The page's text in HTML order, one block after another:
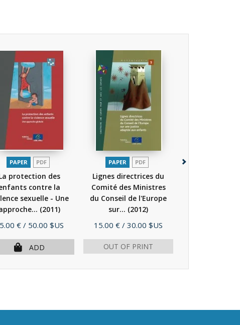
PAPER PDF
protection des
contre la
sexuelle - Une
(2011)
€ / 50.00 $US
ADD
PAPER PDF
Lignes directrices du
Comité des Ministres
du Conseil de l'Europe
sur... (2012)
Price
15.00 € / 30.00 $US
OUT OF PRINT